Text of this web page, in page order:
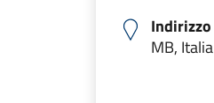
Indirizzo
MB, Italia